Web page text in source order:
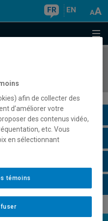
FR EN
afin de collecter des
d’améliorer votre
des contenus vidéo,
etc. Vous
en sélectionnant
témoins